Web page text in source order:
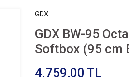
GDX
GDX BW-95
Softbox (95 cm
4.759,00 TL